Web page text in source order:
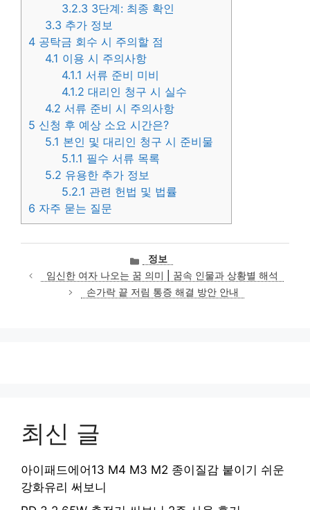
3.2.3 3단계: 최종 확인
3.3 추가 정보
4 공탁금 회수 시 주의할 점
4.1 이용 시 주의사항
4.1.1 서류 준비 미비
4.1.2 대리인 청구 시 실수
4.2 서류 준비 시 주의사항
5 신청 후 예상 소요 시간은?
5.1 본인 및 대리인 청구 시 준비물
5.1.1 필수 서류 목록
5.2 유용한 추가 정보
5.2.1 관련 헌법 및 법률
6 자주 묻는 질문
카
테
고
리
정보
임신한 여자 나오는 꿈 의미 | 꿈속 인물과 상황별 해석
손가락 끝 저림 통증 해결 방안 안내
최신 글
아이패드에어13 M4 M3 M2 종이질감 붙이기 쉬운
강화유리 써보니